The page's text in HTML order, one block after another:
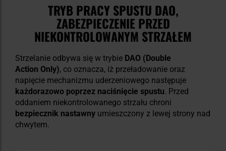
TRYB PRACY SPUSTU DAO,
ZABEZPIECZENIE PRZED
NIEKONTROLOWANYM STRZAŁEM
Strzelanie odbywa się w trybie DAO (Double
Action Only), co oznacza, iż przeładowanie oraz
napięcie mechanizmu uderzeniowego następuje
każdorazowo poprzez naciśnięcie spustu. Przed
oddaniem niekontrolowanego strzału chroni
bezpiecznik nastawny umieszczony z lewej strony nad
chwytem.